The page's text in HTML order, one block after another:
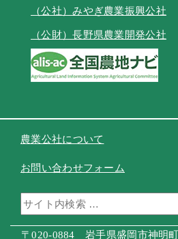
（公社）みやぎ農業振興公社
（公財）長野県農業開発公社
農業公社について
お問い合わせフォーム
〒020-0884 岩手県盛岡市神明